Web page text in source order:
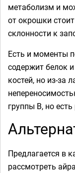
метаболизм и
от окрошки
склонности к
Есть и моменты
содержит белок
костей, но из-за
группы В, но
Предлагается в
рассмотреть